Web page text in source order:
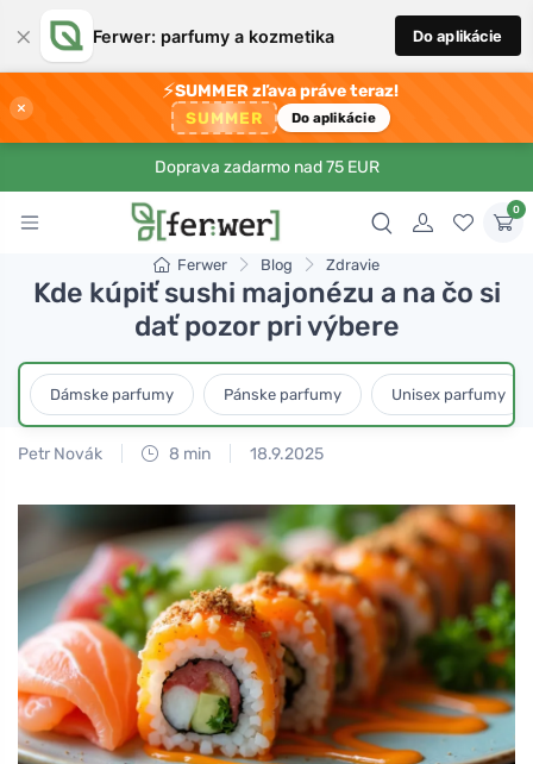
× Ferwer: parfumy a kozmetika Do aplikácie
×
⚡SUMMER zľava práve teraz!
SUMMER Do aplikácie
Doprava zadarmo nad 75 EUR
0
Ferwer Blog Zdravie
Kde kúpiť sushi majonézu a na čo si
dať pozor pri výbere
Dámske parfumy Pánske parfumy Unisex parfumy
Petr Novák 8 min 18.9.2025